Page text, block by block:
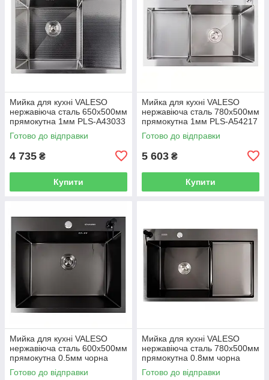
Мийка для кухні VALESO
нержавіюча сталь 650x500мм
прямокутна 1мм PLS-A43033
Готово до відправки
4 735 ₴
Купити
Мийка для кухні VALESO
нержавіюча сталь 780x500мм
прямокутна 1мм PLS-A54217
Готово до відправки
5 603 ₴
Купити
Мийка для кухні VALESO
нержавіюча сталь 600x500мм
прямокутна 0.5мм чорна
PLS-A44310
Готово до відправки
Мийка для кухні VALESO
нержавіюча сталь 780x500мм
прямокутна 0.8мм чорна
PLS-A43039
Готово до відправки